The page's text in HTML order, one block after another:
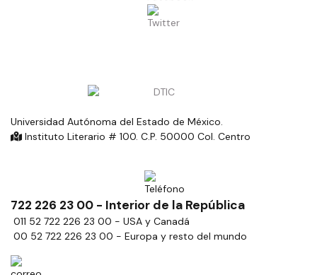
Universidad Autónoma del Estado de México.
Instituto Literario # 100. C.P. 50000 Col. Centro
722 226 23 00 - Interior de la República
011 52 722 226 23 00 - USA y Canadá
00 52 722 226 23 00 - Europa y resto del mundo